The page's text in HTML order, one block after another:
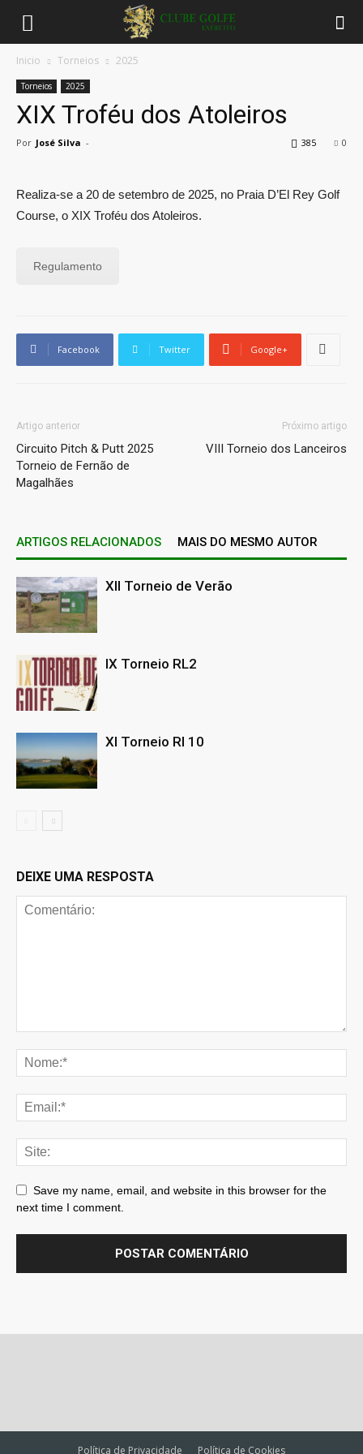
Inicio Torneios 2025
Torneios 2025
XIX Troféu dos Atoleiros
Por José Silva - 0
385
Realiza-se a 20 de setembro de 2025, no Praia D’El Rey Golf
Course, o XIX Troféu dos Atoleiros.
Regulamento
Facebook Twitter Google+
Artigo anterior
Circuito Pitch & Putt 2025
Torneio de Fernão de
Magalhães
Próximo artigo
VIII Torneio dos Lanceiros
ARTIGOS RELACIONADOS MAIS DO MESMO AUTOR
XII Torneio de Verão
IX Torneio RL2
XI Torneio RI 10
DEIXE UMA RESPOSTA
Save my name, email, and website in this browser for the
next time I comment.
Política de Privacidade Política de Cookies